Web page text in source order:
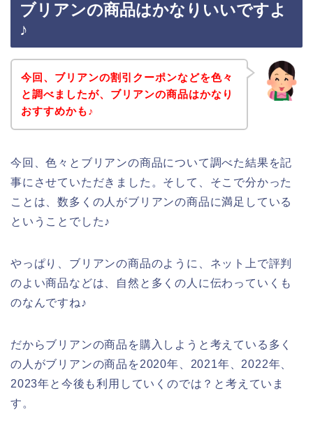
ブリアンの商品はかなりいいですよ
♪
今回、ブリアンの割引クーポンなどを色々
と調べましたが、ブリアンの商品はかなり
おすすめかも♪
今回、色々とブリアンの商品について調べた結果を記
事にさせていただきました。そして、そこで分かった
ことは、数多くの人がブリアンの商品に満足している
ということでした♪
やっぱり、ブリアンの商品のように、ネット上で評判
のよい商品などは、自然と多くの人に伝わっていくも
のなんですね♪
だからブリアンの商品を購入しようと考えている多く
の人がブリアンの商品を2020年、2021年、2022年、
2023年と今後も利用していくのでは？と考えていま
す。